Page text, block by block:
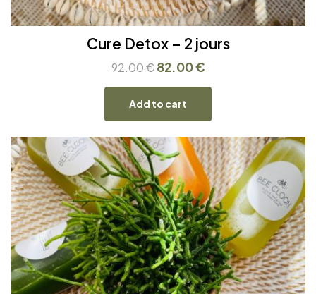
Cure Detox – 2 jours
92.00€ 82.00€
Add to cart